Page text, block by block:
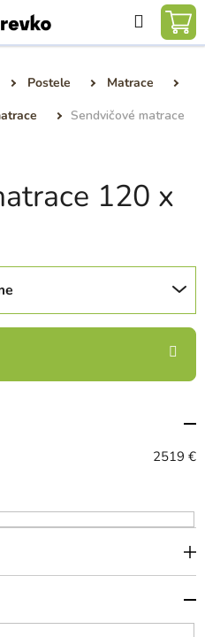
Hľadať
Postele
Matrace
Sendvičové matrace
120 x
2519 €